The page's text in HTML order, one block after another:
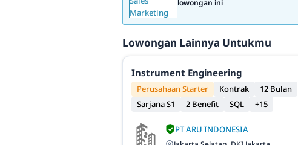
lowongan ini
Lowongan Lainnya Untukmu
Instrument Engineering
Perusahaan Starter
Kontrak
12 Bulan
Sarjana S1
2 Benefit SQL +15
PT ARU INDONESIA